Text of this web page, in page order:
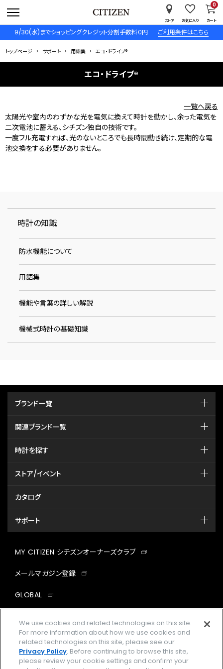
9/30(水)までショッピングクレジット分割手数料０円 ご利用条件はこちら
ストア お気に入り カート
0
トップページ サポート 用語集 エコ・ドライブ®
エコ・ドライブ®
一覧へ戻る
太陽光や室内のわずかな光を電気に換えて時計を動かし、余った電気を
二次電池に蓄える、シチズン独自の技術です。
一度フル充電すれば、光のないところでも長時間動き続け、定期的な電
池交換をする必要がありません。
時計の知識
防水機能について
用語集
機能や言葉の詳しい解説
機械式時計の基礎知識
ブランド一覧
関連ブランド一覧
時計を探す
ストア/イベント
カタログ
サポート
MY CITIZEN シチズンオーナーズクラブ
メールマガジン登録
GLOBAL
facebookinstagramtwitter
企業情報 ご利用規約
We use cookies and related technologies on this site.
For more information about how we use cookies and
related technologies on this site, please see our
Privacy Policy. Before continuing to browse this site,
please review your cookie settings and confirm your